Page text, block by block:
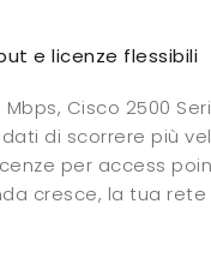
e licenze flessibili
Cisco 2500
di scorrere più
per access
cresce, la tua